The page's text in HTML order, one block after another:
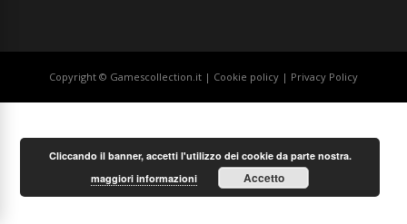
Copyright © Gamescollection.it | Cookie policy | Privacy Policy
Cliccando il banner, accetti l'utilizzo dei cookie da parte nostra.
maggiori informazioni
Accetto